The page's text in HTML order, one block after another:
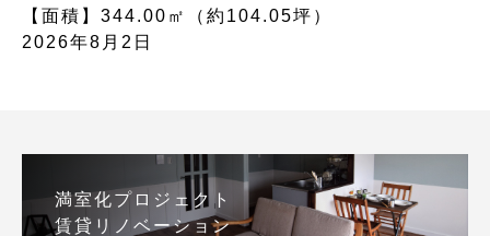
【面積】344.00㎡（約104.05坪）
2026年8月2日
満室化プロジェクト
賃貸リノベーション